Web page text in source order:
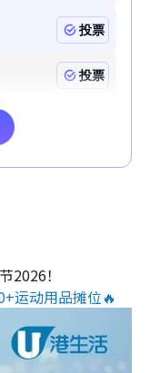
2026！
运动用品摊位🔥